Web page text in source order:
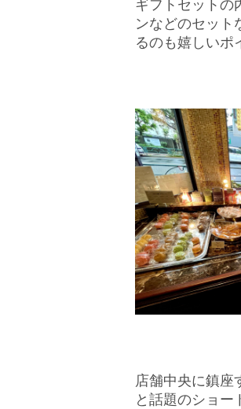
ギフトセットの
ンなどのセット
るのも嬉しいポ
店舗中央に鎮座
と話題のショー